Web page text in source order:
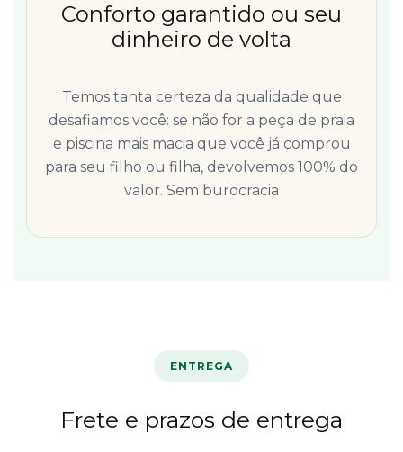
Conforto garantido ou seu
dinheiro de volta
Temos tanta certeza da qualidade que
desafiamos você: se não for a peça de praia
e piscina mais macia que você já comprou
para seu filho ou filha, devolvemos 100% do
valor. Sem burocracia
ENTREGA
Frete e prazos de entrega